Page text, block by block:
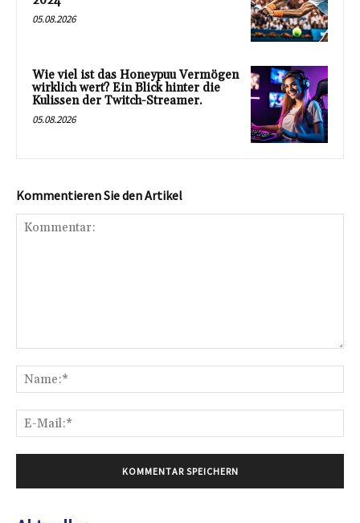
05.08.2026
Wie viel ist das Honeypuu Vermögen
wirklich wert? Ein Blick hinter die
Kulissen der Twitch-Streamer.
05.08.2026
Kommentieren Sie den Artikel